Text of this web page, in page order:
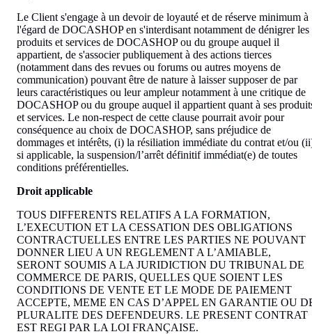
Le Client s'engage à un devoir de loyauté et de réserve minimum à
l'égard de DOCASHOP en s'interdisant notamment de dénigrer les
produits et services de DOCASHOP ou du groupe auquel il
appartient, de s'associer publiquement à des actions tierces
(notamment dans des revues ou forums ou autres moyens de
communication) pouvant être de nature à laisser supposer de par
leurs caractéristiques ou leur ampleur notamment à une critique de
DOCASHOP ou du groupe auquel il appartient quant à ses
et services. Le non-respect de cette clause pourrait avoir pour
conséquence au choix de DOCASHOP, sans préjudice de
dommages et intérêts, (i) la résiliation immédiate du contrat et/ou
si applicable, la suspension/l’arrêt définitif immédiat(e) de toutes
conditions préférentielles.
Droit applicable
TOUS DIFFERENTS RELATIFS A LA FORMATION,
L’EXECUTION ET LA CESSATION DES OBLIGATIONS
CONTRACTUELLES ENTRE LES PARTIES NE POUVANT
DONNER LIEU A UN REGLEMENT A L’AMIABLE,
SERONT SOUMIS A LA JURIDICTION DU TRIBUNAL DE
COMMERCE DE PARIS, QUELLES QUE SOIENT LES
CONDITIONS DE VENTE ET LE MODE DE PAIEMENT
ACCEPTE, MEME EN CAS D’APPEL EN GARANTIE OU
PLURALITE DES DEFENDEURS. LE PRESENT CONTRAT
EST REGI PAR LA LOI FRANÇAISE.